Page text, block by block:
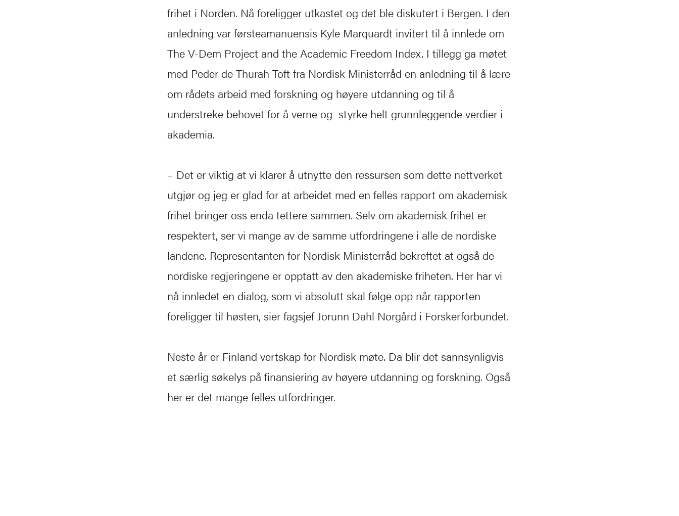
frihet i Norden. Nå foreligger utkastet og det ble diskutert i Bergen. I den
anledning var førsteamanuensis Kyle Marquardt invitert til å innlede om
The V-Dem Project and the Academic Freedom Index. I tillegg ga møtet
med Peder de Thurah Toft fra Nordisk Ministerråd en anledning til å lære
om rådets arbeid med forskning og høyere utdanning og til å
understreke behovet for å verne og styrke helt grunnleggende verdier i
akademia.
– Det er viktig at vi klarer å utnytte den ressursen som dette nettverket
utgjør og jeg er glad for at arbeidet med en felles rapport om akademisk
frihet bringer oss enda tettere sammen. Selv om akademisk frihet er
respektert, ser vi mange av de samme utfordringene i alle de nordiske
landene. Representanten for Nordisk Ministerråd bekreftet at også de
nordiske regjeringene er opptatt av den akademiske friheten. Her har vi
nå innledet en dialog, som vi absolutt skal følge opp når rapporten
foreligger til høsten, sier fagsjef Jorunn Dahl Norgård i Forskerforbundet.
Neste år er Finland vertskap for Nordisk møte. Da blir det sannsynligvis
et særlig søkelys på finansiering av høyere utdanning og forskning. Også
her er det mange felles utfordringer.